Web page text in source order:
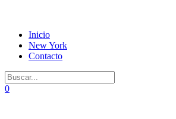
Inicio
New York
Contacto
0